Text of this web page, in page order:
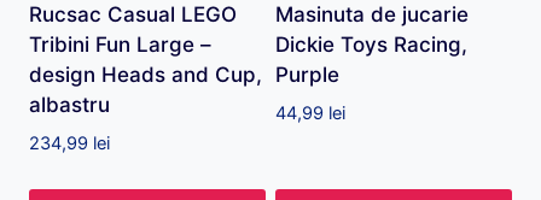
Rucsac Casual LEGO
Tribini Fun Large –
design Heads and Cup,
albastru
234,99 lei
Masinuta de jucarie
Dickie Toys Racing,
Purple
44,99 lei